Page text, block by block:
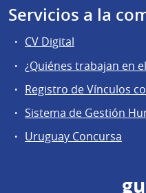
Servicios a la
CV Digital
¿Quiénes trabajan en
Registro de Vínculos
Sistema de Gestión
Uruguay Concursa